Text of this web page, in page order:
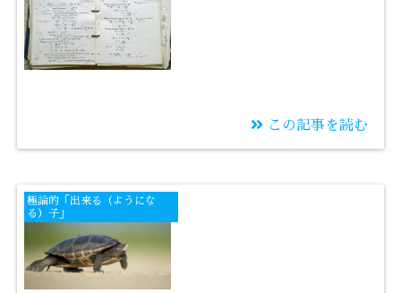
校合格者 数学平均点
この記事を読む
極論的「出来る（ようにな
る）子」